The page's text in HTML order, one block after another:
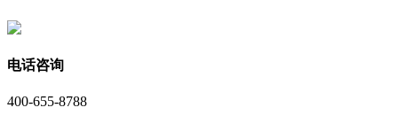
电话咨询
400-655-8788